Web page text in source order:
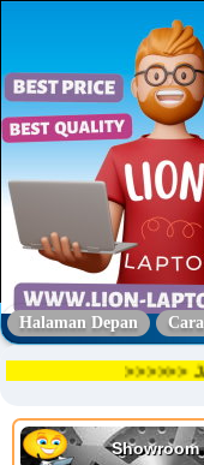
Halaman Depan
Showroom